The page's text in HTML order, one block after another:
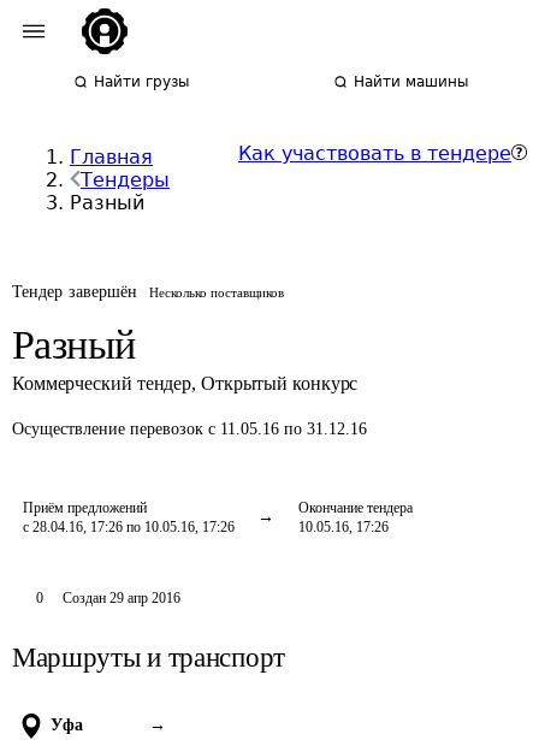
Найти грузы Найти машины
Главная
Тендеры
Разный
Как участвовать в тендере
Тендер завершён Несколько поставщиков
Разный
Коммерческий тендер, Открытый конкурс
Осуществление перевозок с 11.05.16 по 31.12.16
Приём предложений
с 28.04.16, 17:26 по 10.05.16, 17:26
Окончание тендера
10.05.16, 17:26
0 Создан 29 апр 2016
Маршруты и транспорт
Уфа →